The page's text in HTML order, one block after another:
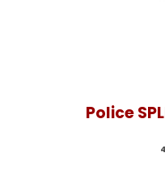
Police